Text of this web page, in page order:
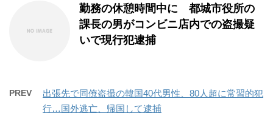
勤務の休憩時間中に 都城市役所の
課長の男がコンビニ店内での盗撮疑
いで現行犯逮捕
PREV
出張先で同僚盗撮の韓国40代男性、80人超に常習的犯
行…国外逃亡、帰国して逮捕